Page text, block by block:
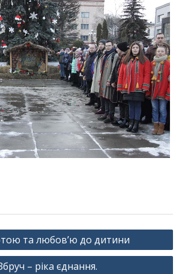
та любов’ю до дитини
– ріка єднання.